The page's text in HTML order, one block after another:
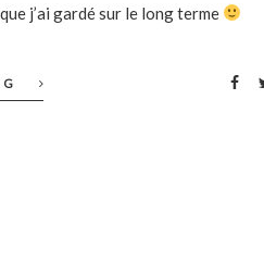
j’ai gardé sur le long terme